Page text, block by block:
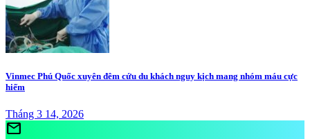
Vinmec Phú Quốc xuyên đêm cứu du khách nguy kịch mang nhóm máu cực
hiếm
Tháng 3 14, 2026
mail